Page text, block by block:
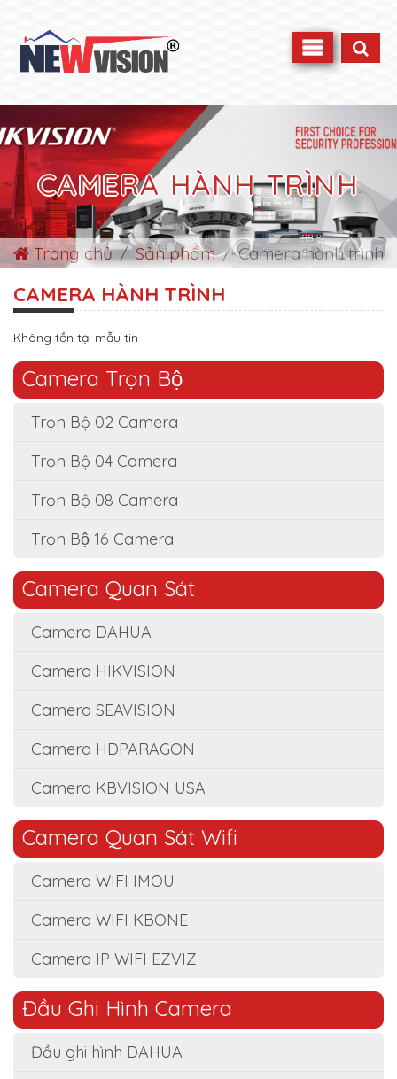
CAMERA HÀNH TRÌNH
Trang chủ Sản phẩm Camera hành trình
CAMERA HÀNH TRÌNH
Không tồn tại mẫu tin
Camera Trọn Bộ
Trọn Bộ 02 Camera
Trọn Bộ 04 Camera
Trọn Bộ 08 Camera
Trọn Bộ 16 Camera
Camera Quan Sát
Camera DAHUA
Camera HIKVISION
Camera SEAVISION
Camera HDPARAGON
Camera KBVISION USA
Camera Quan Sát Wifi
Camera WIFI IMOU
Camera WIFI KBONE
Camera IP WIFI EZVIZ
Đầu Ghi Hình Camera
Đầu ghi hình DAHUA